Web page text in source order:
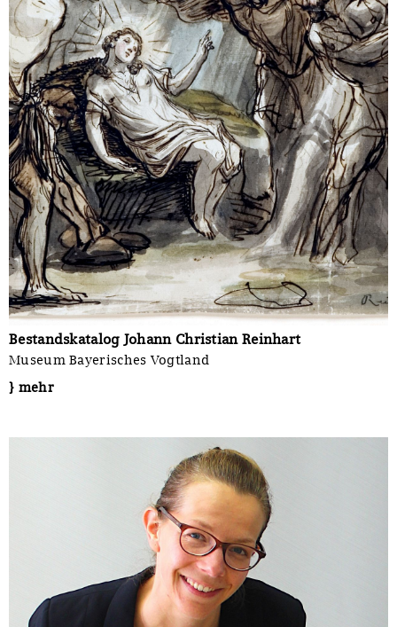
Bestandskatalog Johann Christian Reinhart
Museum Bayerisches Vogtland
} mehr